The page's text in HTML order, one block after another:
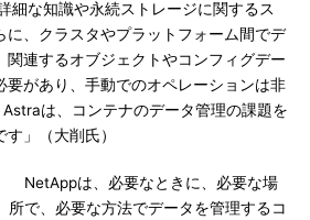
細な知識や永続ストレージに関するス
に、クラスタやプラットフォーム間でデ
関連するオブジェクトやコンフィグデー
要があり、手動でのオペレーションは非
は、コンテナのデータ管理の課題を
」（大削氏）
NetAppは、必要なときに、必要な場
所で、必要な方法でデータを管理するコ